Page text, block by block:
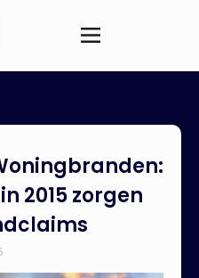
meer brandclaims
2015 zorgen